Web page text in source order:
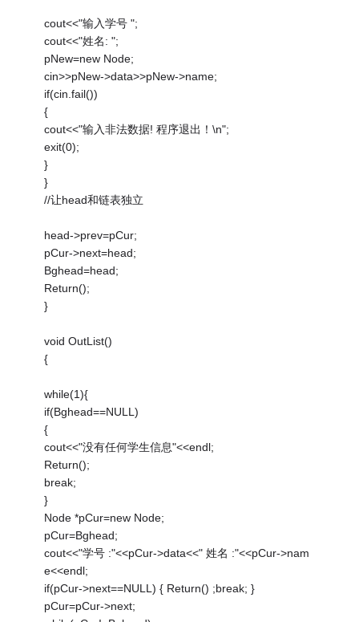
cout<<"输入学号 ";
cout<<"姓名: ";
pNew=new Node;
cin>>pNew->data>>pNew->name;
if(cin.fail())
{
cout<<"输入非法数据! 程序退出！\n";
exit(0);
}
}
//让head和链表独立
head->prev=pCur;
pCur->next=head;
Bghead=head;
Return();
}
void OutList()
{
while(1){
if(Bghead==NULL)
{
cout<<"没有任何学生信息"<<endl;
Return();
break;
}
Node *pCur=new Node;
pCur=Bghead;
cout<<"学号 :"<<pCur->data<<" 姓名 :"<<pCur->nam
e<<endl;
if(pCur->next==NULL) { Return() ;break; }
pCur=pCur->next;